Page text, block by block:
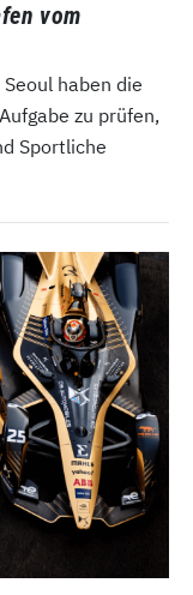
vom
haben die
zu prüfen,
Sportliche